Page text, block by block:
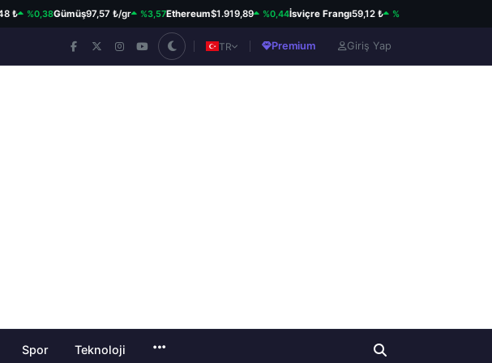
%0,38Gümüş97,57 ₺/gr %3,57Ethereum$1.919,89 %0,44İsviçre Frangı59,12 ₺ %0,82Kanada Doları
TR Premium Giriş Yap
Spor Teknoloji